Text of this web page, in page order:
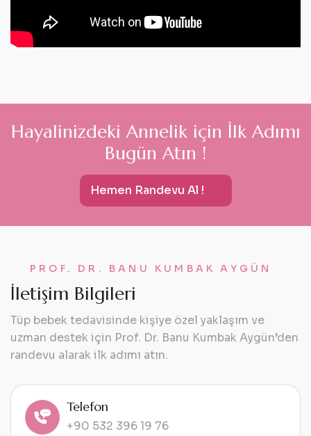
Hayalinizdeki Annelik için İlk Adımı
Bugün Atın !
Hemen Randevu Al !
PROF. DR. BANU KUMBAK AYGÜN
İletişim Bilgileri
Tüp bebek tedavisinde kişiye özel yaklaşım ve
uzman destek için Prof. Dr. Banu Kumbak Aygün’den
randevu alarak ilk adımı atın.
Telefon
+90 532 396 19 76